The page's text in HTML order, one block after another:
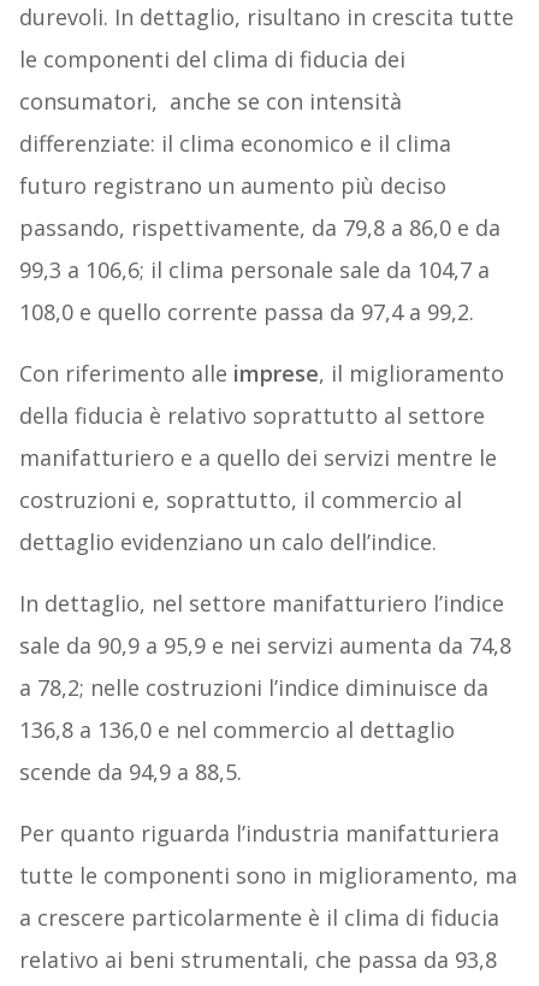
durevoli. In dettaglio, risultano in crescita tutte
le componenti del clima di fiducia dei
consumatori, anche se con intensità
differenziate: il clima economico e il clima
futuro registrano un aumento più deciso
passando, rispettivamente, da 79,8 a 86,0 e da
99,3 a 106,6; il clima personale sale da 104,7 a
108,0 e quello corrente passa da 97,4 a 99,2.
Con riferimento alle imprese, il miglioramento
della fiducia è relativo soprattutto al settore
manifatturiero e a quello dei servizi mentre le
costruzioni e, soprattutto, il commercio al
dettaglio evidenziano un calo dell’indice.
In dettaglio, nel settore manifatturiero l’indice
sale da 90,9 a 95,9 e nei servizi aumenta da 74,8
a 78,2; nelle costruzioni l’indice diminuisce da
136,8 a 136,0 e nel commercio al dettaglio
scende da 94,9 a 88,5.
Per quanto riguarda l’industria manifatturiera
tutte le componenti sono in miglioramento, ma
a crescere particolarmente è il clima di fiducia
relativo ai beni strumentali, che passa da 93,8